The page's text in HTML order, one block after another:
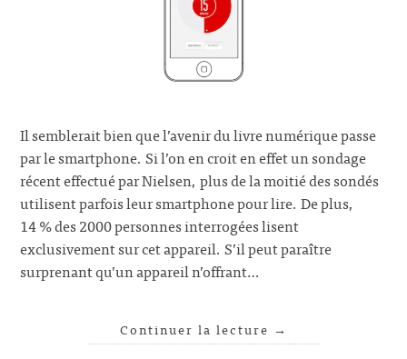
Il semblerait bien que l’avenir du livre numérique passe
par le smartphone. Si l’on en croit en effet un sondage
récent effectué par Nielsen, plus de la moitié des sondés
utilisent parfois leur smartphone pour lire. De plus,
14 % des 2000 personnes interrogées lisent
exclusivement sur cet appareil. S’il peut paraître
surprenant qu’un appareil n’offrant…
Continuer la lecture →